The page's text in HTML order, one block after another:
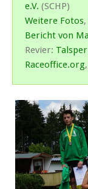
e.V. (SCHP)
Weitere Fotos,
Bericht von
Revier:
Raceoffice.org,